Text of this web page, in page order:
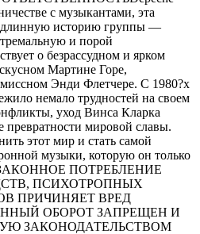
с музыкантами, эта
историю группы —
и порой
о безрассудном и ярком
Мартине Горе,
Энди Флетчере. С 1980?х
немало трудностей на своем
уход Винса Кларка
превратности мировой славы.
этот мир и стать самой
музыки, которую он только
ПОТРЕБЛЕНИЕ
ПСИХОТРОПНЫХ
ПРИЧИНЯЕТ ВРЕД
ОБОРОТ ЗАПРЕЩЕН И
ЗАКОНОДАТЕЛЬСТВОМ